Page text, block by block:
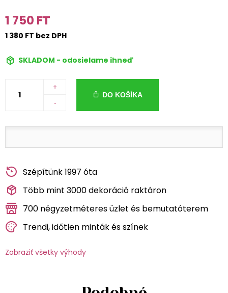
1 750 FT
1 380 FT bez DPH
SKLADOM - odosielame ihneď
+
-
DO KOŠÍKA
Szépítünk 1997 óta
Több mint 3000 dekoráció raktáron
700 négyzetméteres üzlet és bemutatóterem
Trendi, időtlen minták és színek
Zobraziť všetky výhody